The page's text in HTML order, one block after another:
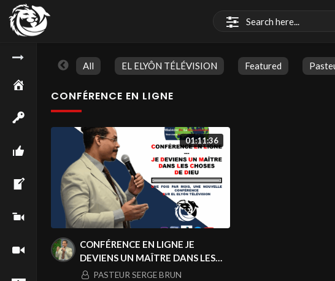
All EL ELYÔN TÉLÉVISION Featured
CONFÉRENCE EN LIGNE
01:11:36
CONFÉRENCE EN LIGNE JE
DEVIENS UN MAÎTRE DANS LES
CHOSES DE DIEU ! – ALLONS À
PASTEUR SERGE BRUN